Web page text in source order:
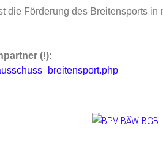
Förderung des Breitensports
(!):